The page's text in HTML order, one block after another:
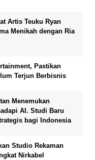
Artis Teuku Ryan
Menikah dengan Ria
Pastikan
Terjun Berbisnis
Menemukan
AI. Studi Baru
bagi Indonesia
Studio Rekaman
Nirkabel